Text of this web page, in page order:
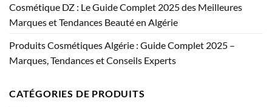
Cosmétique DZ : Le Guide Complet 2025 des Meilleures
Marques et Tendances Beauté en Algérie
Produits Cosmétiques Algérie : Guide Complet 2025 –
Marques, Tendances et Conseils Experts
CATÉGORIES DE PRODUITS